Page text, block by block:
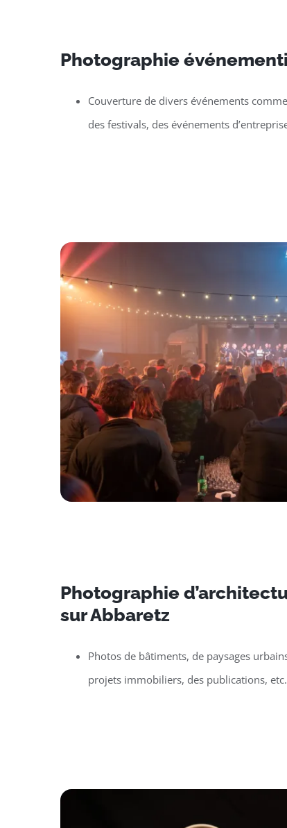
Photographie
Couverture de divers événements
des festivals, des événements
Photographie
sur Abbaretz
Photos de bâtiments, de paysages
projets immobiliers, des publications, etc.